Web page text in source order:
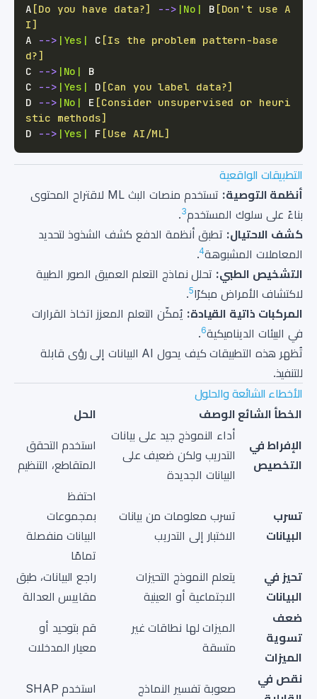
A [Do you have data?] --> |No| B [Don't use A
I]
A
--> |Yes| C [Is the problem pattern-base
d?]
C
--> |No|
C
--> |Yes| D [Can you label data?]
D
--> |No| E [Consider unsupervised or heuri
stic methods]
D
--> |Yes| F [Use AI/ML]
التطبيقات الواقعية
أنظمة التوصية:
تستخدم منصات البث ML لاقتراح المحتوى
بناءً على سلوك المستخدم3
.
كشف الاحتيال: تطبق أنظمة الدفع كشف الشذوذ لتحديد
المعاملات المشبوهة4
.
التشخيص الطبي: تحلل نماذج التعلم العميق الصور الطبية
لاكتشاف الأمراض مبكرًا5
.
المركبات ذاتية القيادة: يُمكّن التعلم المعزز اتخاذ القرارات
في البيئات الديناميكية6
.
تُظهر هذه التطبيقات كيف يحول AI البيانات إلى رؤى قابلة
للتنفيذ.
الأخطاء الشائعة والحلول
الخطأ الشائع الوصف الحل
الإفراط في
التخصيص
أداء النموذج جيد على بيانات
التدريب ولكن ضعيف على
البيانات الجديدة
استخدم التحقق
المتقاطع، التنظيم
تسرب
البيانات
تسرب معلومات من بيانات
الاختبار إلى التدريب
احتفظ
بمجموعات
البيانات منفصلة
تمامًا
تحيز في
البيانات
يتعلم النموذج التحيزات
الاجتماعية أو العينية
راجع البيانات، طبق
مقاييس العدالة
ضعف
تسوية
الميزات
الميزات لها نطاقات غير
متسقة
قم بتوحيد أو
معيار المدخلات
نقص في
صعوبة تفسير النماذج
استخدم SHAP